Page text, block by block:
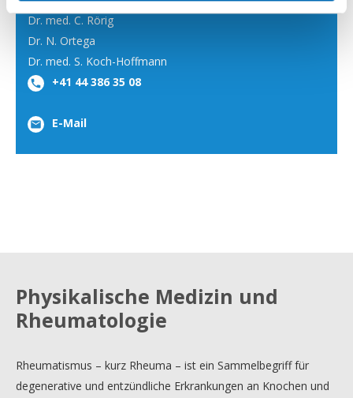
Dr. med. C. Rörig
Dr. N. Ortega
Dr. med. S. Koch-Hoffmann
+41 44 386 35 08
E-Mail
Physikalische Medizin und
Rheumatologie
Rheumatismus – kurz Rheuma – ist ein Sammelbegriff für
degenerative und entzündliche Erkrankungen an Knochen und